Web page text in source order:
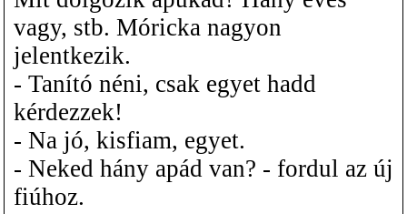
vagy, stb. Móricka nagyon
jelentkezik.
- Tanító néni, csak egyet hadd
kérdezzek!
- Na jó, kisfiam, egyet.
- Neked hány apád van? - fordul az új
fiúhoz.